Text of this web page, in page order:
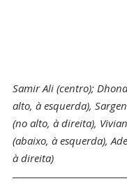
Samir Ali (centro);
alto, à esquerda),
(no alto, à direita),
(abaixo, à esquerda),
à direita)